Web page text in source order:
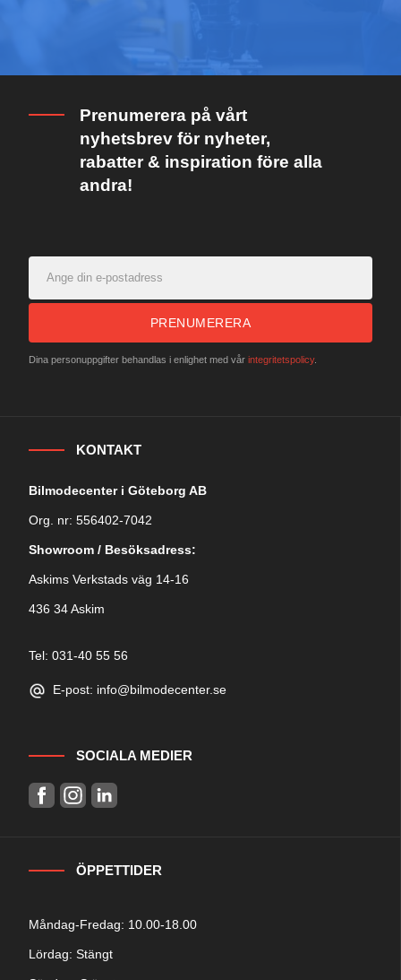
Prenumerera på vårt
nyhetsbrev för nyheter,
rabatter & inspiration före alla
andra!
PRENUMERERA
Dina personuppgifter behandlas i enlighet med vår integritetspolicy.
KONTAKT
Bilmodecenter i Göteborg AB
Org. nr: 556402-7042
Showroom / Besöksadress:
Askims Verkstads väg 14-16
436 34 Askim
Tel: 031-40 55 56
E-post: info@bilmodecenter.se
SOCIALA MEDIER
ÖPPETTIDER
Måndag-Fredag: 10.00-18.00
Lördag: Stängt